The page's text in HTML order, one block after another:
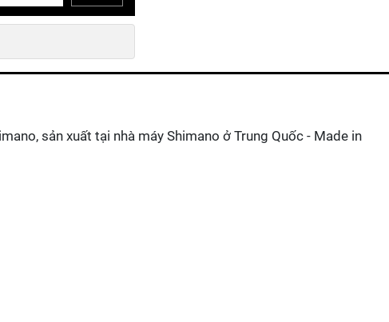
sản xuất tại nhà máy Shimano ở Trung Quốc - Made in